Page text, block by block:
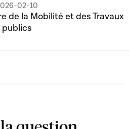
02-10
de la Mobilité et des Travaux
publics